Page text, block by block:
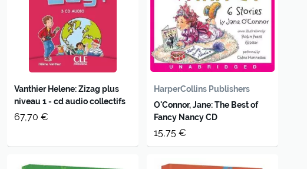
Vanthier Helene: Zizag plus
niveau 1 - cd audio collectifs
67,70 €
HarperCollins Publishers
O'Connor, Jane: The Best of
Fancy Nancy CD
15,75 €